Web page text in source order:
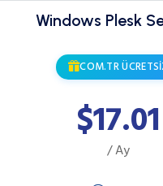
Windows Plesk
COM.TR
$17.01
/ Ay